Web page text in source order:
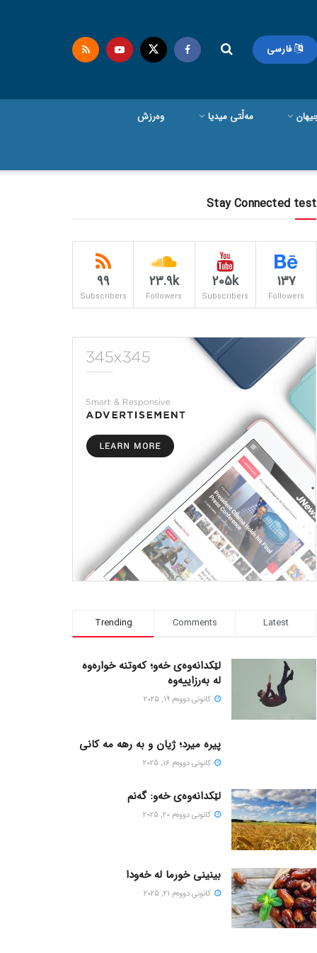
فارسی
مەڵتی میدیا وەرزش
Stay Connected test
137
Followers
205k
Subscribers
23.9k
Followers
99
Subscribers
Trending Comments Latest
لێکدانەوەی خەو؛ کەوتنە خوارەوە
لە بەرزاییەوە
كانونی دووه‌م 19, 2025
پیره میرد؛ ژیان و به رهه مه کانی
كانونی دووه‌م 16, 2025
لێکدانەوەی خەو: گەنم
كانونی دووه‌م 20, 2025
بینینی خورما لە خەودا
كانونی دووه‌م 21, 2025